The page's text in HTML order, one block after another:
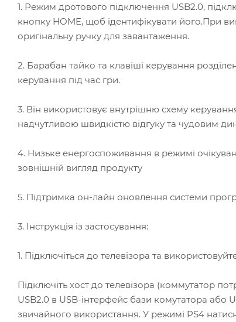
1. Режим дротового підключення USB2.0,
кнопку HOME, щоб ідентифікувати його.При
оригінальну ручку для завантаження.
2. Барабан тайко та клавіші керування
керування під час гри.
3. Він використовує внутрішню схему
надчутливою швидкістю відгуку та чудовим
4. Низьке енергоспоживання в режимі
зовнішній вигляд продукту
5. Підтримка он-лайн оновлення системи
3. Інструкція із застосування:
1. Підключіться до телевізора та
Підключіть хост до телевізора (коммутатор
USB2.0 в USB-інтерфейс бази комутатора або
звичайного використання. У режимі PS4